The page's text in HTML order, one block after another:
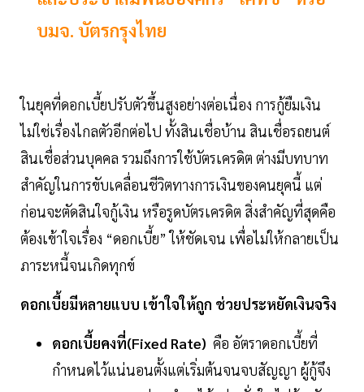
บมจ. บัตรกรุงไทย
ในยุคที่ดอกเบี้ยปรับตัวขึ้นสูงอย่างต่อเนื่อง การกู้ยืมเงิน
ไม่ใช่เรื่องไกลตัวอีกต่อไป ทั้งสินเชื่อบ้าน สินเชื่อรถยนต์
สินเชื่อส่วนบุคคล รวมถึงการใช้บัตรเครดิต ต่างมีบทบาท
สำคัญในการขับเคลื่อนชีวิตทางการเงินของคนยุคนี้ แต่
ก่อนจะตัดสินใจกู้เงิน หรือรูดบัตรเครดิต สิ่งสำคัญที่สุดคือ
ต้องเข้าใจเรื่อง “ดอกเบี้ย” ให้ชัดเจน เพื่อไม่ให้กลายเป็น
ภาระหนี้จนเกิดทุกข์
ดอกเบี้ยมีหลายแบบ เข้าใจให้ถูก ช่วยประหยัดเงินจริง
ดอกเบี้ยคงที่(Fixed Rate) คือ อัตราดอกเบี้ยที่
กำหนดไว้แน่นอนตั้งแต่เริ่มต้นจนจบสัญญา ผู้กู้จึง